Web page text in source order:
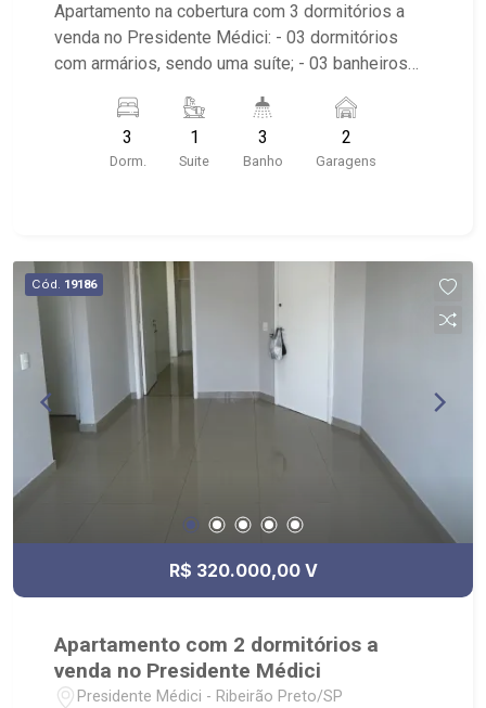
Apartamento na cobertura com 3 dormitórios a
venda no Presidente Médici: - 03 dormitórios
com armários, sendo uma suíte; - 03 banheiros
cobertas de garagem; - Sala dois ambientes; -
Ventilador de teto no imóvel; - Cozinha planejada;
- Área de serviço; - Quintal cimentado; -
Shopping e UNAERP e Verace Pizza.
3
Dorm.
1
Suite
3
Banho
2
Garagens
Cód. 19186
R$ 320.000,00 V
Apartamento com 2 dormitórios a
venda no Presidente Médici
Presidente Médici - Ribeirão Preto/SP